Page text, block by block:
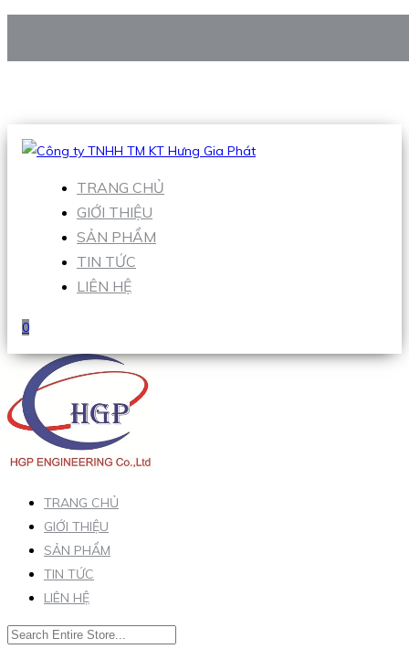
Hotline:0938 906 663
TRANG CHỦ
GIỚI THIỆU
SẢN PHẨM
TIN TỨC
LIÊN HỆ
0
TRANG CHỦ
GIỚI THIỆU
SẢN PHẨM
TIN TỨC
LIÊN HỆ